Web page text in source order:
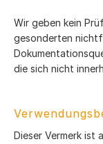
Wir geben kein
gesonderten
die sich nicht
Dieser Vermerk ist